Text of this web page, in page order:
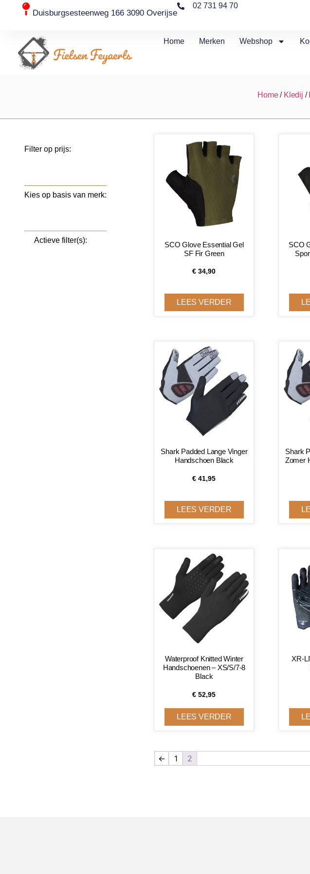
Duisburgsesteenweg 166 3090 Overijse
02 731 94 70
Home Merken Webshop
Home/ Kledij /
Filter op prijs:
Kies op basis van merk:
Actieve filter(s):
SCO Glove Essential Gel
SF Fir Green
€ 34,90
LEES VERDER
SCO
Shark Padded Lange Vinger
Handschoen Black
€ 41,95
LEES VERDER
Shark
Zomer
Waterproof Knitted Winter
Handschoenen – XS/S/7-8
Black
€ 52,95
LEES VERDER
XR-
← 1 2